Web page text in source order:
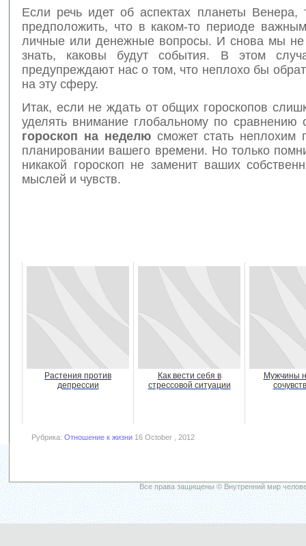
Если речь идет об аспектах планеты
предположить, что в каком-то периоде
личные или денежные вопросы. И снова мы
знать, каковы будут события. В этом
предупреждают нас о том, что неплохо бы
на эту сферу.
Итак, если не ждать от общих гороскопов
уделять внимание глобальному по сравнению
гороскоп на неделюсможет стать неплохим
планировании вашего времени. Но только
никакой гороскоп не заменит ваших
мыслей и чувств.
Растения против
депрессии
Как вести себя в
стрессовой ситуации
Мужчины
Рубрика: Отношение к жизни 16 October , 2012
Все права защищены © Внутренний мир